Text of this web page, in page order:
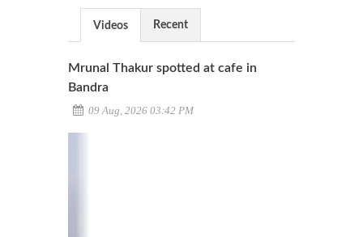
Videos Recent
Mrunal Thakur spotted at cafe in
Bandra
09 Aug, 2026 03:42 PM